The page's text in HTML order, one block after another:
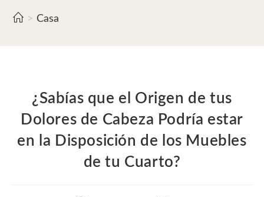
> Casa
¿Sabías que el Origen de tus
Dolores de Cabeza Podría estar
en la Disposición de los Muebles
de tu Cuarto?